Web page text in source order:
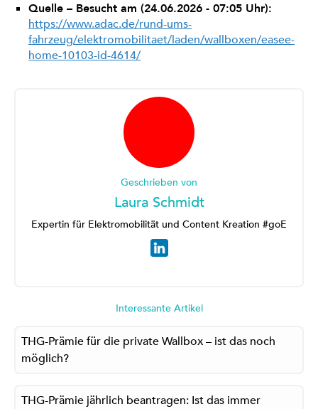
Quelle – Besucht am (24.06.2026 - 07:05 Uhr):
https://www.adac.de/rund-ums-
fahrzeug/elektromobilitaet/laden/wallboxen/easee-
home-10103-id-4614/
Geschrieben von
Laura Schmidt
Expertin für Elektromobilität und Content Kreation #goE
Interessante Artikel
THG-Prämie für die private Wallbox – ist das noch
möglich?
THG-Prämie jährlich beantragen: Ist das immer